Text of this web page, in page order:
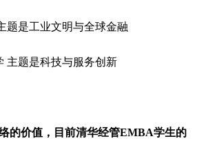
是工业文明与全球金融
题是科技与服务创新
的价值，目前清华经管EMBA学生的